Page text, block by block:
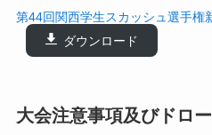
第44回関西学生スカッシュ選手権
ダウンロード
大会注意事項及びドロー